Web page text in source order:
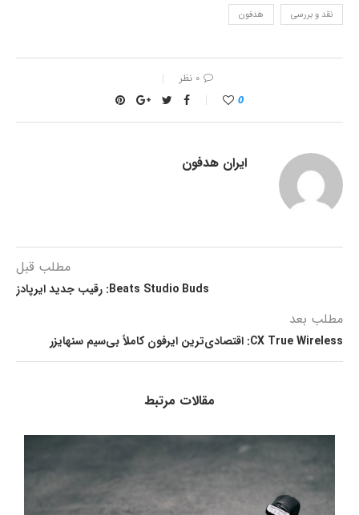
نقد و بررسی
هدفون
۰ نظر
0
ایران هدفون
مطلب قبل
Beats Studio Buds: رقیب جدید ایرپادز
مطلب بعد
CX True Wireless: اقتصادی‌ترین ایرفون کاملاً بی‌سیم سنهایزر
مقالات مرتبط